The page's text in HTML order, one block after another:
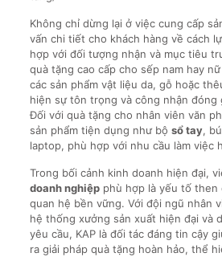
Không chỉ dừng lại ở việc cung cấp
vấn chi tiết cho khách hàng về cách
hợp với đối tượng nhận và mục tiêu
quà tặng cao cấp cho sếp nam hay
các sản phẩm vật liệu da, gỗ hoặc
hiện sự tôn trọng và công nhận đóng
Đối với quà tặng cho nhân viên văn
sản phẩm tiện dụng như bộ sổ tay,
laptop, phù hợp với nhu cầu làm việc
Trong bối cảnh kinh doanh hiện đại,
doanh nghiệpphù hợp là yếu tố then
quan hệ bền vững. Với đội ngũ nhân
hệ thống xưởng sản xuất hiện đại và
yêu cầu, KAP là đối tác đáng tin cậy
ra giải pháp quà tặng hoàn hảo, thể